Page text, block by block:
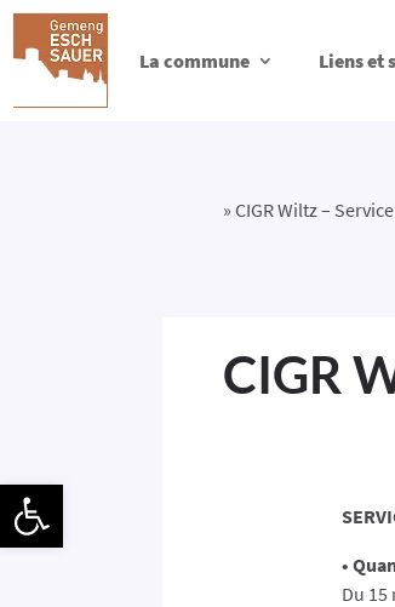
La commune Liens et
» CIGR Wiltz –
CIGR
•
Du 15
Ouvrir la barre d’outils